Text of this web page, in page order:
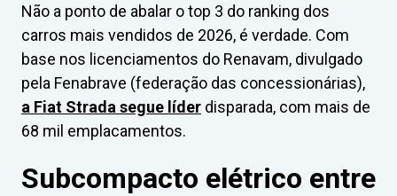
Não a ponto de abalar o top 3 do ranking dos
carros mais vendidos de 2026, é verdade. Com
base nos licenciamentos do Renavam, divulgado
pela Fenabrave (federação das concessionárias),
a Fiat Strada segue líder disparada, com mais de
68 mil emplacamentos.
Subcompacto elétrico entre